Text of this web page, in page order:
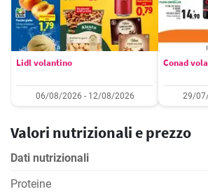
Lidl volantino
06/08/2026 - 12/08/2026
Conad
29/
Valori nutrizionali e prezzo
Dati nutrizionali
Proteine